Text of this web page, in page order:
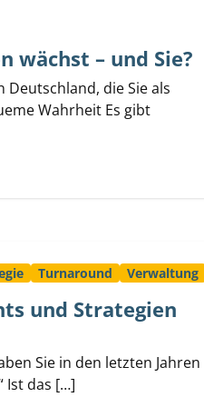
wächst – und Sie?
die Sie als
Wahrheit Es gibt
Turnaround Verwaltung
und Strategien
Sie in den letzten Jahren
Ist das […]